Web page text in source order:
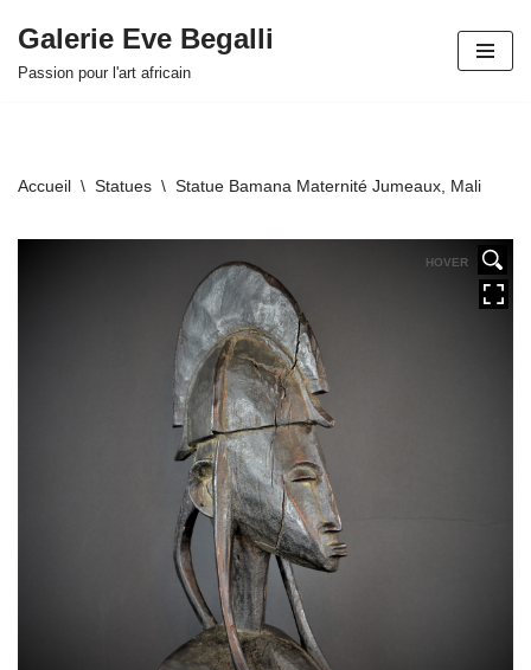
Aller
Galerie Eve Begalli
Passion pour l'art africain
Accueil \ Statues \ Statue Bamana Maternité Jumeaux, Mali
HOVER